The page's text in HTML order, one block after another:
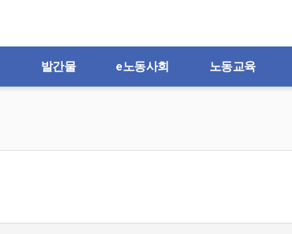
발간물 e노동사회 노동교육